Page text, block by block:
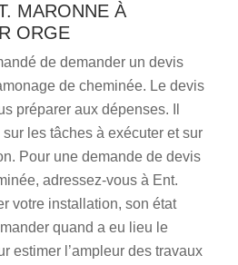
MARONNE À
ORGE
de demander un devis
de cheminée. Le devis
préparer aux dépenses. Il
les tâches à exécuter et sur
Pour une demande de devis
adressez-vous à Ent.
votre installation, son état
quand a eu lieu le
estimer l’ampleur des travaux